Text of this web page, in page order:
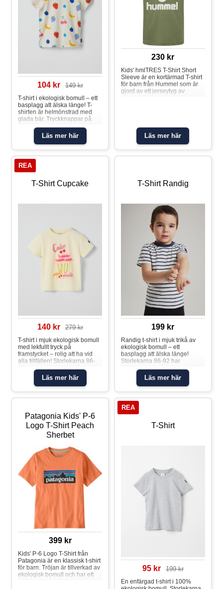
104 kr 149 kr
Läs mer här
T-shirt i ekologisk bomull – ett
basplagg att älska länge! T-
shirten är helmönstrad med
glada bär. Tryckknappar på
Storlek 50-62 har tryckknappar
på båda axlarna. Plagget går
att syskonmatcha!
tryckknapparT-shirt frukter
230 kr
Läs mer här
Kids' hmlTRES T-Shirt Short
Sleeve är en kortärmad T-shirt
för barn från Hummel som är
gjord av ett jerseytyg av
skadliga. Material: 100 %
T-Shirt Cupcake
REA
140 kr 279 kr
Läs mer här
T-shirt i mjuk ekologisk bomull
med lekfullt tryck på
framstycket – rolig att ha vid
alla tillfällen! Storlekarna 86-
axeln för att underlätta
klädbyten. Egenskaper: • YKK-
tryckknapparT-shirt cupcake
T-Shirt Randig
199 kr
Läs mer här
Randig t-shirt i mjuk trikå av
ekologisk bomull – ett
basplagg att älska länge!
Storlekarna 86-92 har
att underlätta klädbyten.
Egenskaper: • YKK-
tryckknapparT-shirt randig
Patagonia Kids' P-6
Logo T-Shirt Peach
Sherbet
399 kr
Kids' P-6 Logo T-Shirt från
Patagonia är en klassisk t-shirt
för barn. Tröjan är tillverkad av
ekologisk bomull och har ett
T-Shirt
REA
95 kr 199 kr
En enfärgad t-shirt i 100%